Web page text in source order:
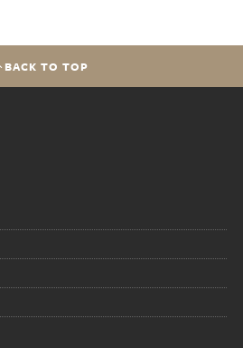
BACK TO TOP